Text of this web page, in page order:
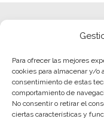
Para ofrecer las mejores
cookies para almacenar y/o
consentimiento de estas
comportamiento de
No consentir o retirar el
ciertas características y